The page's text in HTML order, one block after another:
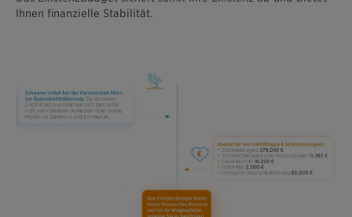
Ihnen finanzielle Stabilität.